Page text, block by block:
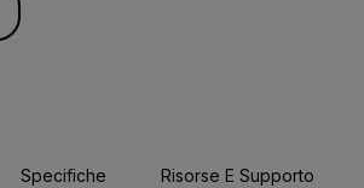
Specifiche Risorse E Supporto